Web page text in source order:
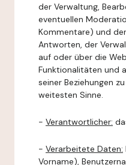
der Verwaltung,
eventuellen
Kommentare) und
Antworten, der
auf oder über die
Funktionalitäten und
seiner Beziehungen
weitesten Sinne.
- Verantwortlicher:
- Verarbeitete Daten:
Vorname),